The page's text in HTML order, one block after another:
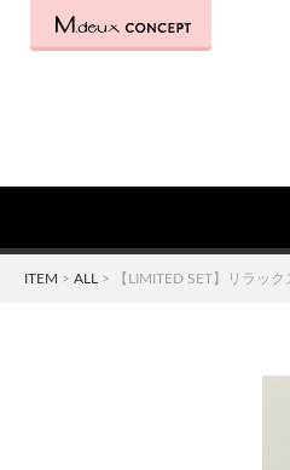
ITEM > ALL > 【LIMITED SET】リラッ